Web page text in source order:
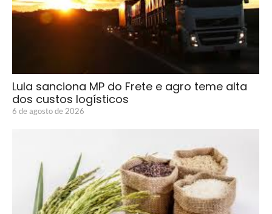
Lula sanciona MP do Frete e agro teme alta
dos custos logísticos
6 de agosto de 2026